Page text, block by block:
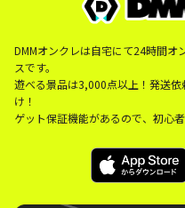
DMMオンクレは自宅にて24時間オ
スです。
遊べる景品は3,000点以上！発送
け！
ゲット保証機能があるので、初心